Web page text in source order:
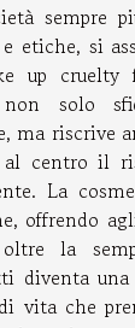
sempre
etiche, si
up cruelty
solo
ma riscrive
al centro il
La
offrendo
la
diventa
vita che